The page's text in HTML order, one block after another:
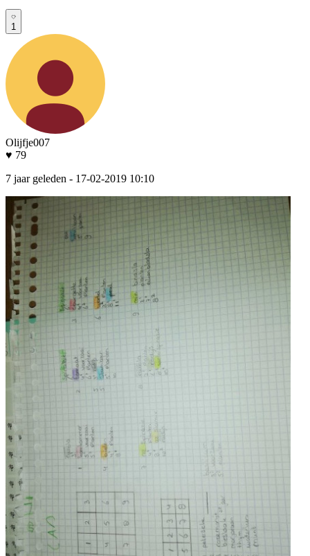
1
Olijfje007
♥ 79
7 jaar geleden - 17-02-2019 10:10